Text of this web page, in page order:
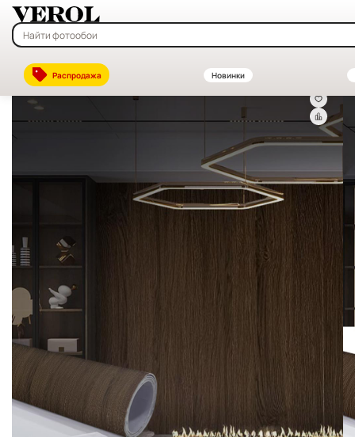
Распродажа Новинки
Главная—Каталог